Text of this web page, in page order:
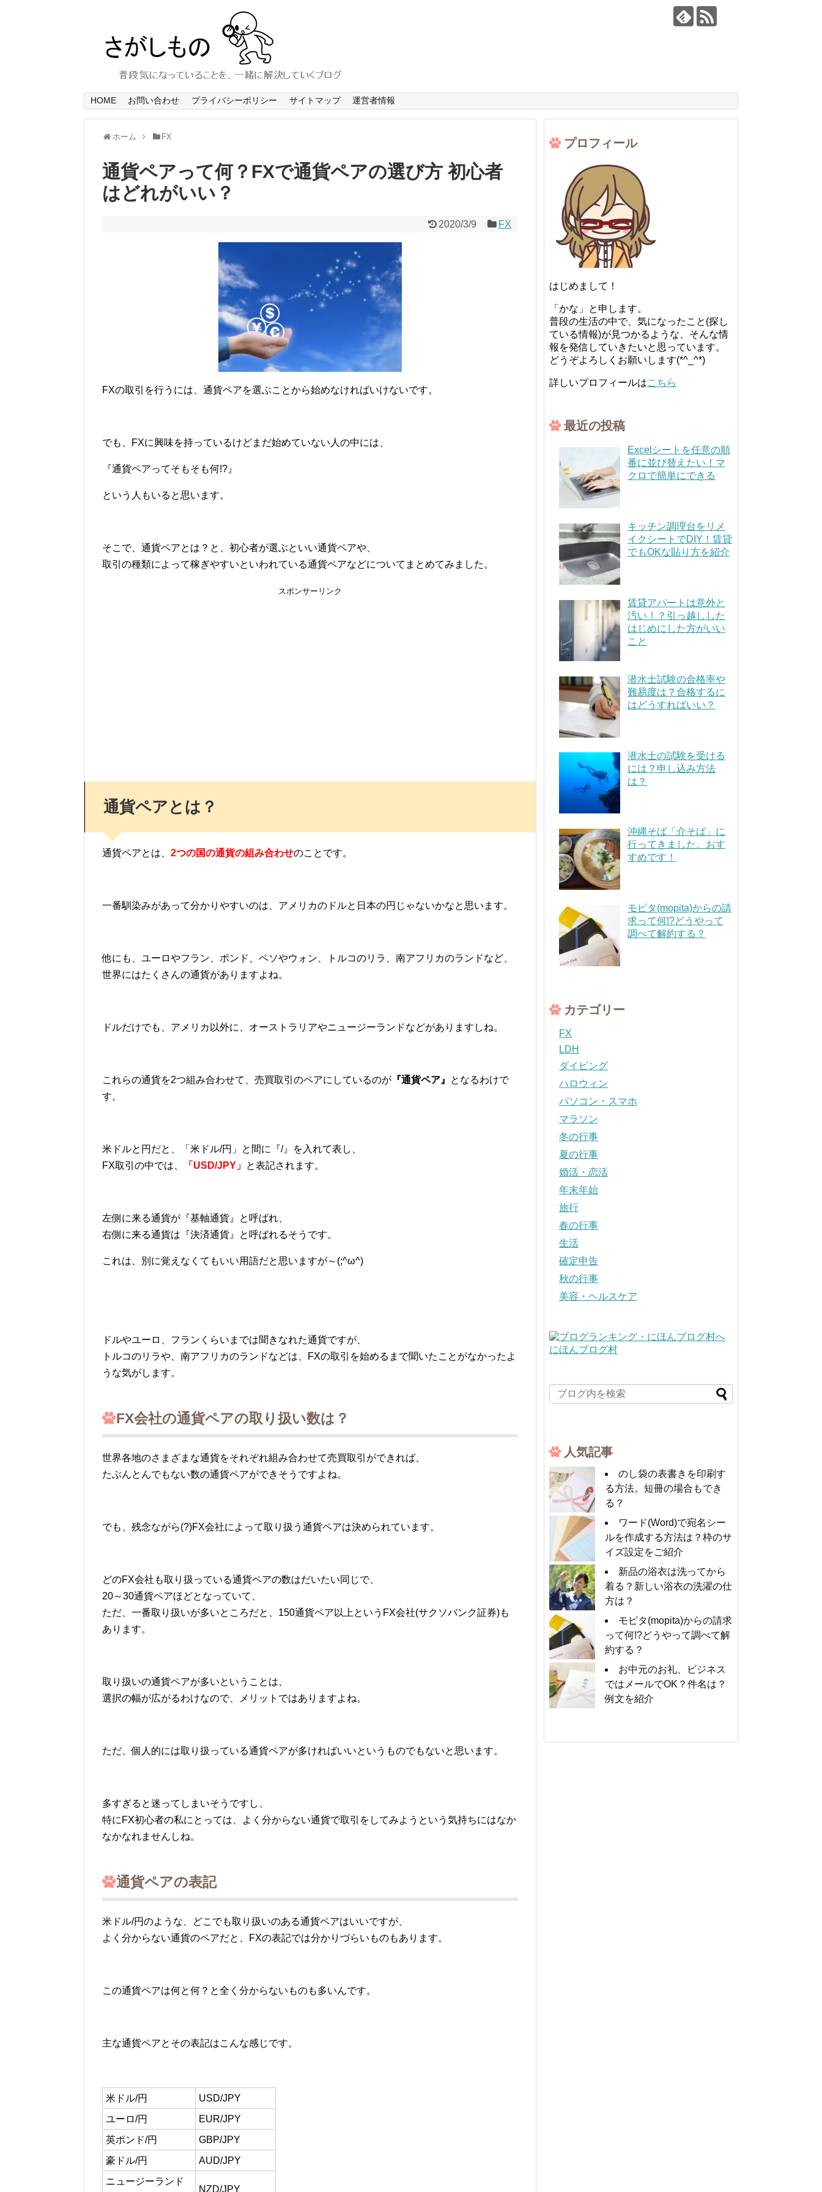
HOME お問い合わせ プライバシーポリシー サイトマップ 運営者情報
ホーム FX
通貨ペアって何？FXで通貨ペアの選び方 初心者
はどれがいい？
2020/3/9 FX
FXの取引を行うには、通貨ペアを選ぶことから始めなければいけないです。
でも、FXに興味を持っているけどまだ始めていない人の中には、
『通貨ペアってそもそも何!?』
という人もいると思います。
そこで、通貨ペアとは？と、初心者が選ぶといい通貨ペアや、
取引の種類によって稼ぎやすいといわれている通貨ペアなどについてまとめてみました。
スポンサーリンク
通貨ペアとは？
通貨ペアとは、 2つの国の通貨の組み合わせのことです。
一番馴染みがあって分かりやすいのは、アメリカのドルと日本の円じゃないかなと思います。
他にも、ユーロやフラン、ポンド、ペソやウォン、トルコのリラ、南アフリカのランドなど、
世界にはたくさんの通貨がありますよね。
ドルだけでも、アメリカ以外に、オーストラリアやニュージーランドなどがありますしね。
これらの通貨を2つ組み合わせて、売買取引のペアにしているのが 『通貨ペア』
となるわけで
す。
米ドルと円だと、「米ドル/円」と間に『/』を入れて表し、
FX取引の中では、
「USD/JPY」 と表記されます。
左側に来る通貨が『基軸通貨』と呼ばれ、
右側に来る通貨は『決済通貨』と呼ばれるそうです。
これは、別に覚えなくてもいい用語だと思いますが～(;^ω^)
ドルやユーロ、フランくらいまでは聞きなれた通貨ですが、
トルコのリラや、南アフリカのランドなどは、FXの取引を始めるまで聞いたことがなかったよ
うな気がします。
FX会社の通貨ペアの取り扱い数は？
世界各地のさまざまな通貨をそれぞれ組み合わせて売買取引ができれば、
たぶんとんでもない数の通貨ペアができそうですよね。
でも、残念ながら(?)FX会社によって取り扱う通貨ペアは決められています。
どのFX会社も取り扱っている通貨ペアの数はだいたい同じで、
20～30通貨ペアほどとなっていて、
ただ、一番取り扱いが多いところだと、150通貨ペア以上というFX会社(サクソバンク証券)も
あります。
取り扱いの通貨ペアが多いということは、
選択の幅が広がるわけなので、メリットではありますよね。
ただ、個人的には取り扱っている通貨ペアが多ければいいというものでもないと思います。
多すぎると迷ってしまいそうですし、
特にFX初心者の私にとっては、よく分からない通貨で取引をしてみようという気持ちにはなか
なかなれませんしね。
通貨ペアの表記
米ドル/円のような、どこでも取り扱いのある通貨ペアはいいですが、
よく分からない通貨のペアだと、FXの表記では分かりづらいものもあります。
この通貨ペアは何と何？と全く分からないものも多いんです。
主な通貨ペアとその表記はこんな感じです。
米ドル/円
USD/JPY
ユーロ/円
EUR/JPY
英ポンド/円
GBP/JPY
豪ドル/円
AUD/JPY
ニュージーランド
NZD/JPY
プロフィール
はじめまして！
「かな」と申します。
普段の生活の中で、気になったこと(探し
ている情報)が見つかるような、そんな情
報を発信していきたいと思っています。
どうぞよろしくお願いします(*^_^*)
詳しいプロフィールはこちら
最近の投稿
Excelシートを任意の順
番に並び替えたい！マ
クロで簡単にできる
キッチン調理台をリメ
イクシートでDIY！賃貸
でもOKな貼り方を紹介
賃貸アパートは意外と
汚い！？引っ越しした
はじめにした方がいい
こと
潜水士試験の合格率や
難易度は？合格するに
はどうすればいい？
潜水士の試験を受ける
には？申し込み方法
は？
沖縄そば「介そば」に
行ってきました。おす
すめです！
モピタ(mopita)からの請
求って何!?どうやって
調べて解約する？
カテゴリー
FX
LDH
ダイビング
ハロウィン
パソコン・スマホ
マラソン
冬の行事
夏の行事
婚活・恋活
年末年始
旅行
春の行事
生活
確定申告
秋の行事
美容・ヘルスケア
にほんブログ村
人気記事
のし袋の表書きを印刷す
る方法。短冊の場合もでき
る？
ワード(Word)で宛名シー
ルを作成する方法は？枠のサ
イズ設定をご紹介
新品の浴衣は洗ってから
着る？新しい浴衣の洗濯の仕
方は？
モピタ(mopita)からの請求
って何!?どうやって調べて解
約する？
お中元のお礼、ビジネス
ではメールでOK？件名は？
例文を紹介